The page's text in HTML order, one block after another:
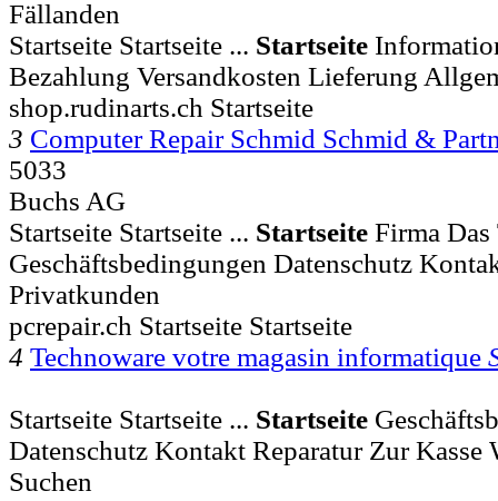
Fällanden
Startseite Startseite ... Startseite
Bezahlung Versandkosten Lieferung
shop.rudinarts.ch Startseite
3 Computer Repair Schmid Schmid &
5033
Buchs AG
Startseite Startseite ... Startseite Firma
Geschäftsbedingungen Datenschutz
Privatkunden
pcrepair.ch Startseite Startseite
4 Technoware votre magasin informatique
Startseite Startseite ... Startseite
Datenschutz Kontakt Reparatur Zur Kasse
Suchen